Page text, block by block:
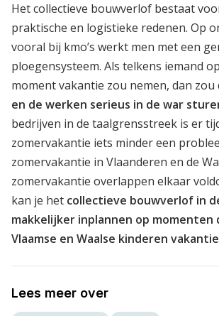
Het collectieve bouwverlof bestaat
praktische en logistieke redenen. Op
vooral bij kmo’s werkt men met een
ploegensysteem. Als telkens iemand
moment vakantie zou nemen, dan zou
en de werken serieus in de war
bedrijven in de taalgrensstreek is er
zomervakantie iets minder een
zomervakantie in Vlaanderen en de
zomervakantie overlappen elkaar
kan je het collectieve bouwverlof in
makkelijker inplannen op momenten
Vlaamse en Waalse kinderen
Lees meer over